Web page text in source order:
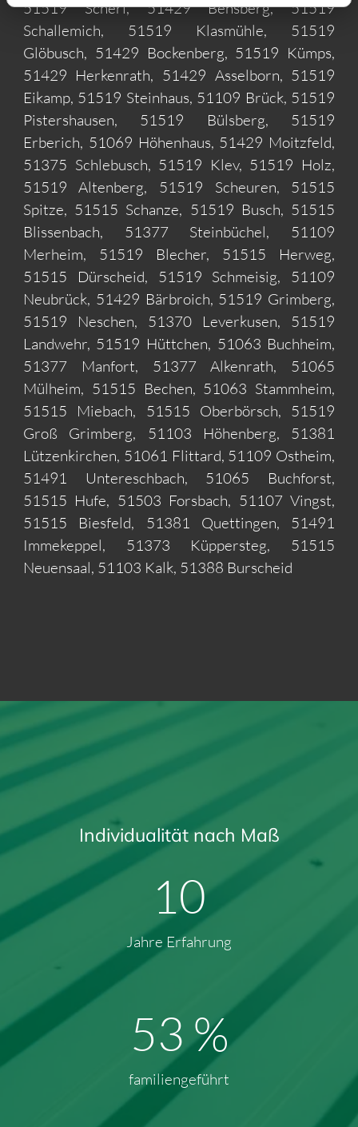
51519 Scherf, 51429 Bensberg, 51519
Schallemich, 51519 Klasmühle, 51519
Glöbusch, 51429 Bockenberg, 51519 Kümps,
51429 Herkenrath, 51429 Asselborn, 51519
Eikamp, 51519 Steinhaus, 51109 Brück, 51519
Pistershausen, 51519 Bülsberg, 51519
Erberich, 51069 Höhenhaus, 51429 Moitzfeld,
51375 Schlebusch, 51519 Klev, 51519 Holz,
51519 Altenberg, 51519 Scheuren, 51515
Spitze, 51515 Schanze, 51519 Busch, 51515
Blissenbach, 51377 Steinbüchel, 51109
Merheim, 51519 Blecher, 51515 Herweg,
51515 Dürscheid, 51519 Schmeisig, 51109
Neubrück, 51429 Bärbroich, 51519 Grimberg,
51519 Neschen, 51370 Leverkusen, 51519
Landwehr, 51519 Hüttchen, 51063 Buchheim,
51377 Manfort, 51377 Alkenrath, 51065
Mülheim, 51515 Bechen, 51063 Stammheim,
51515 Miebach, 51515 Oberbörsch, 51519
Groß Grimberg, 51103 Höhenberg, 51381
Lützenkirchen, 51061 Flittard, 51109 Ostheim,
51491 Untereschbach, 51065 Buchforst,
51515 Hufe, 51503 Forsbach, 51107 Vingst,
51515 Biesfeld, 51381 Quettingen, 51491
Immekeppel, 51373 Küppersteg, 51515
Neuensaal, 51103 Kalk, 51388 Burscheid
Individualität nach Maß
13
Jahre Erfahrung
72%
familiengeführt